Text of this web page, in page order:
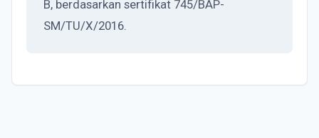
B, berdasarkan sertifikat 745/BAP-
SM/TU/X/2016.